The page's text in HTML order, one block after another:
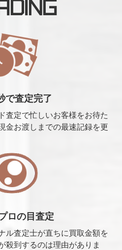
で査定完了
査定で忙しいお客様をお待た
金お渡しまでの最速記録を更
ロの目査定
ル査定士が直ちに買取金額を
殺到するのは理由がありま